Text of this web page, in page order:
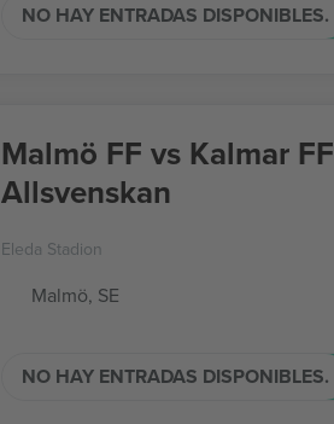
NO HAY ENTRADAS DISPONIBLES.
Malmö FF vs Kalmar FF
Allsvenskan
Eleda Stadion
Malmö, SE
NO HAY ENTRADAS DISPONIBLES.